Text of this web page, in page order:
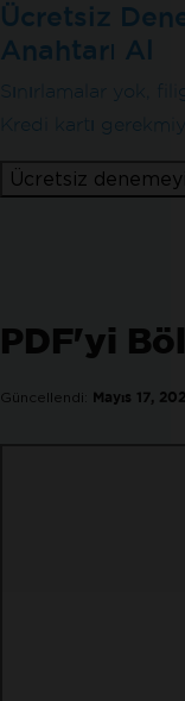
Ücretsiz
Anahtarı Al
Sınırlamalar yok,
Kredi kartı
Ücretsiz
PDF'yi Böl
Güncellendi: Mayıs 17,